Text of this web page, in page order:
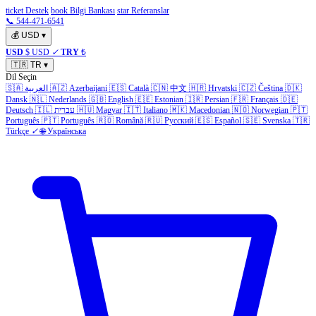
ticket Destek book Bilgi Bankası star Referanslar
📞 544-471-6541
💰 USD ▾
USD $ USD ✓ TRY ₺
🇹🇷 TR ▾
Dil Seçin
🇸🇦 العربية 🇦🇿 Azerbaijani 🇪🇸 Català 🇨🇳 中文 🇭🇷 Hrvatski 🇨🇿 Čeština 🇩🇰
Dansk 🇳🇱 Nederlands 🇬🇧 English 🇪🇪 Estonian 🇮🇷 Persian 🇫🇷 Français 🇩🇪
Deutsch 🇮🇱 עברית 🇭🇺 Magyar 🇮🇹 Italiano 🇲🇰 Macedonian 🇳🇴 Norwegian 🇵🇹
Português 🇵🇹 Português 🇷🇴 Română 🇷🇺 Русский 🇪🇸 Español 🇸🇪 Svenska 🇹🇷
Türkçe ✓ 🌐 Українська